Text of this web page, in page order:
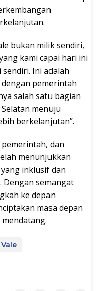
bukan milik sendiri,
kami capai hari ini
Ini adalah
pemerintah
salah satu bagian
menuju
berkelanjutan”.
dan
menunjukkan
inklusif dan
semangat
ke depan
masa depan
Vale